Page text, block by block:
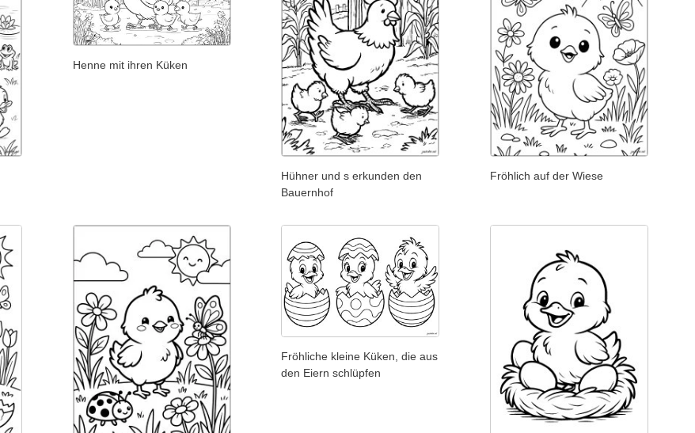
Henne mit ihren Küken
Hühner und s erkunden den
Bauernhof
Fröhlich auf der Wiese
Fröhliche kleine Küken, die aus
den Eiern schlüpfen